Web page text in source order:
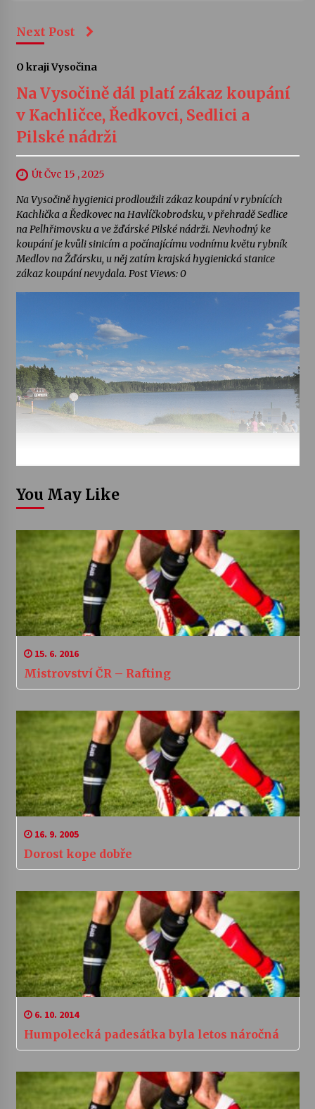
Next Post
O kraji Vysočina
Na Vysočině dál platí zákaz koupání
v Kachličce, Ředkovci, Sedlici a
Pilské nádrži
Út Čvc 15 , 2025
Na Vysočině hygienici prodloužili zákaz koupání v rybnících
Kachlička a Ředkovec na Havlíčkobrodsku, v přehradě Sedlice
na Pelhřimovsku a ve žďárské Pilské nádrži. Nevhodný ke
koupání je kvůli sinicím a počínajícímu vodnímu květu rybník
Medlov na Žďársku, u něj zatím krajská hygienická stanice
zákaz koupání nevydala. Post Views: 0
You May Like
15. 6. 2016
Mistrovství ČR – Rafting
16. 9. 2005
Dorost kope dobře
6. 10. 2014
Humpolecká padesátka byla letos náročná